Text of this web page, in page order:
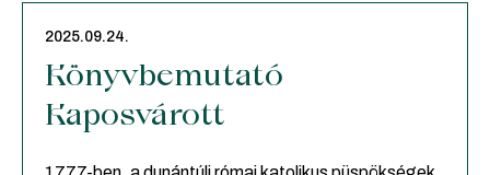
2025.09.24.
Könyvbemutató
Kaposvárott